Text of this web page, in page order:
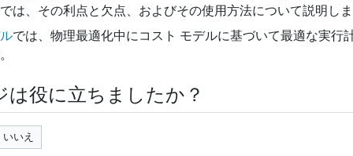
は、その利点と欠点、およびその使用方法について説明しま
では、物理最適化中にコスト モデルに基づいて最適な実行
は役に立ちましたか？
いいえ